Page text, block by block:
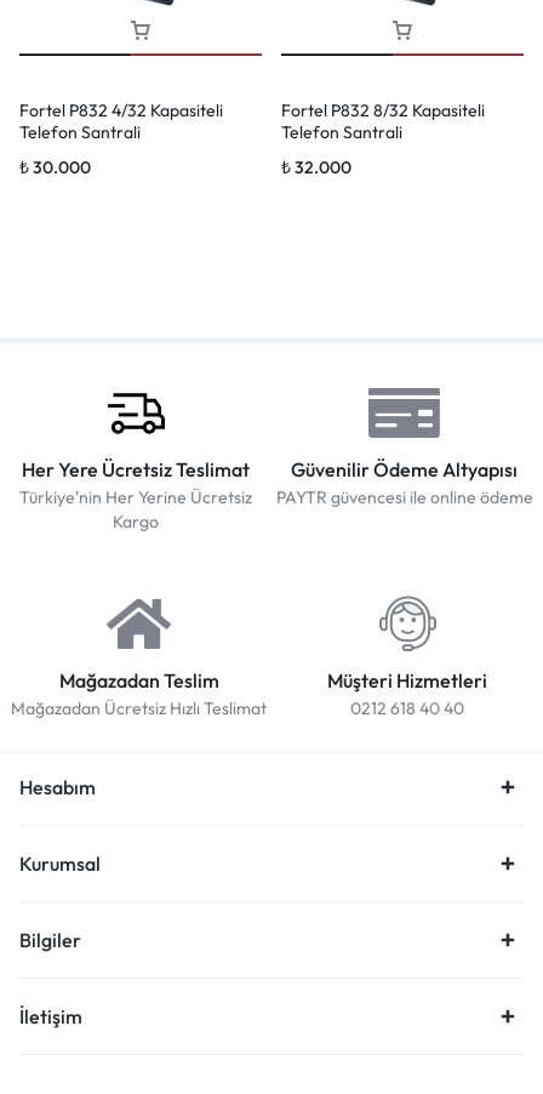
Fortel P832 4/32 Kapasiteli
Telefon Santrali
₺30.000
Fortel P832 8/32 Kapasiteli
Telefon Santrali
₺32.000
Her Yere Ücretsiz Teslimat
Türkiye'nin Her Yerine Ücretsiz
Kargo
Güvenilir Ödeme Altyapısı
PAYTR güvencesi ile online ödeme
Mağazadan Teslim
Mağazadan Ücretsiz Hızlı Teslimat
Müşteri Hizmetleri
0212 618 40 40
Hesabım
Kurumsal
Bilgiler
İletişim